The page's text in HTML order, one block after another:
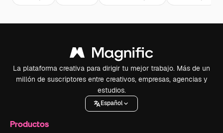
La plataforma creativa para dirigir tu mejor trabajo. Más de un
millón de suscriptores entre creativos, empresas, agencias y
estudios.
Español
Productos